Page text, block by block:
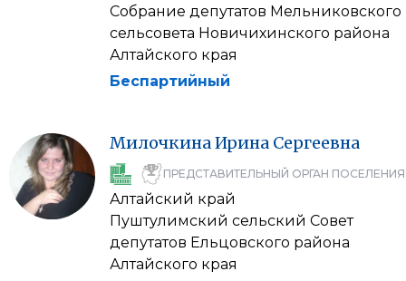
Собрание депутатов Мельниковского
сельсовета Новичихинского района
Алтайского края
Беспартийный
МилочкинаИрина Сергеевна
ПРЕДСТАВИТЕЛЬНЫЙ ОРГАН ПОСЕЛЕНИЯ
Алтайский край
Пуштулимский сельский Совет
депутатов Ельцовского района
Алтайского края